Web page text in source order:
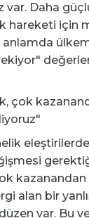
var. Daha
hareketi için
çok
kazanandan
alan bir
var. Bu